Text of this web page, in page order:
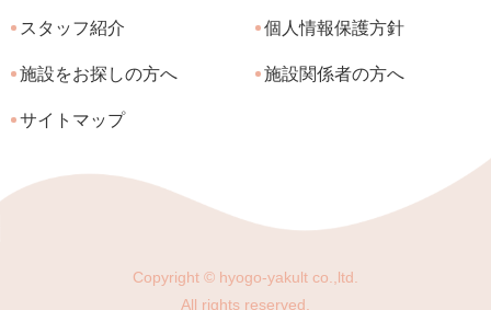
スタッフ紹介 個人情報保護方針
施設をお探しの方へ 施設関係者の方へ
サイトマップ
Copyright © hyogo-yakult co.,ltd.
All rights reserved.